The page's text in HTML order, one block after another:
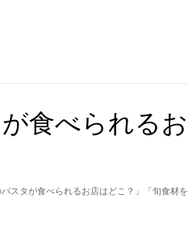
食べられるお
スタが食べられるお店はどこ？」「旬食材を